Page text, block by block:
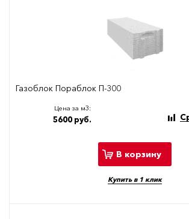
Газоблок Пораблок П-300
Цена за м3:
5600 руб.
В корзину
Купить в 1 клик